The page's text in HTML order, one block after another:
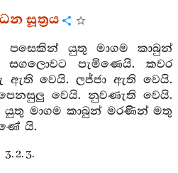
සූත්‍රය
පසෙකින් යුතු මාගම කාබුන්
පැමිණෙයි. කවර
ඇති වෙයි. ලජ්ජා ඇති වෙයි.
වෙයි. නුවණැති වෙයි.
මාගම කාබුන් මරණින් මතු
යි.
3. 2. 3.